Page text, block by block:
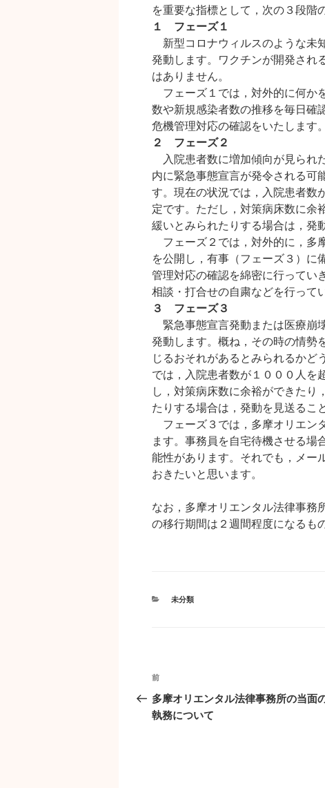
を重要な指標として，次の３段階
１ フェーズ１
新型コロナウィルスのような未
発動します。ワクチンが開発され
はありません。
フェーズ１では，対外的に何か
数や新規感染者数の推移を毎日確
危機管理対応の確認をいたします。
２ フェーズ２
入院患者数に増加傾向が見られ
内に緊急事態宣言が発令される可
す。現在の状況では，入院患者数
定です。ただし，対策病床数に余
緩いとみられたりする場合は，発
フェーズ２では，対外的に，多
を公開し，有事（フェーズ３）に
管理対応の確認を綿密に行ってい
相談・打合せの自粛などを行って
３ フェーズ３
緊急事態宣言発動または医療崩
発動します。概ね，その時の情勢
じるおそれがあるとみられるかど
では，入院患者数が１０００人を
し，対策病床数に余裕ができたり
たりする場合は，発動を見送るこ
フェーズ３では，多摩オリエン
ます。事務員を自宅待機させる場
能性があります。それでも，メー
おきたいと思います。
なお，多摩オリエンタル法律事務
の移行期間は２週間程度になるも
カ
未分類
投
ナ
過
去
の
前
多摩オリエンタル法律事務所の当面
執務について